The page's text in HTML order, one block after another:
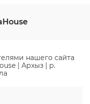
нашего сайта
| Архыз | р.